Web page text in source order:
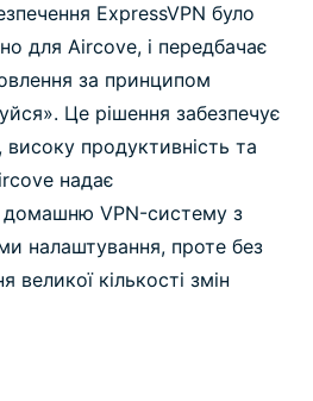
ExpressVPN було
для Aircove, і передбачає
за принципом
Це рішення забезпечує
продуктивність та
надає
домашню VPN-систему з
налаштування, проте без
великої кількості змін